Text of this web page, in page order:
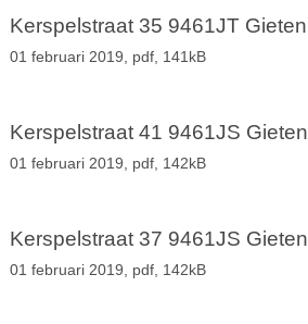
Kerspelstraat 35 9461JT Gieten
01 februari 2019, pdf, 141kB
Kerspelstraat 41 9461JS Gieten
01 februari 2019, pdf, 142kB
Kerspelstraat 37 9461JS Gieten
01 februari 2019, pdf, 142kB